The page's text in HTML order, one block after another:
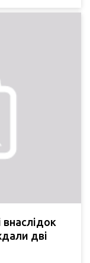
внаслідок
дві